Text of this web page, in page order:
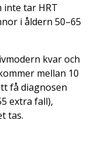
inte tar HRT
i åldern 50–65
kvar och
mellan 10
få diagnosen
extra fall),
tas.